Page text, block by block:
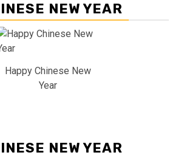
NEW YEAR
Happy Chinese New
Year
NEW YEAR